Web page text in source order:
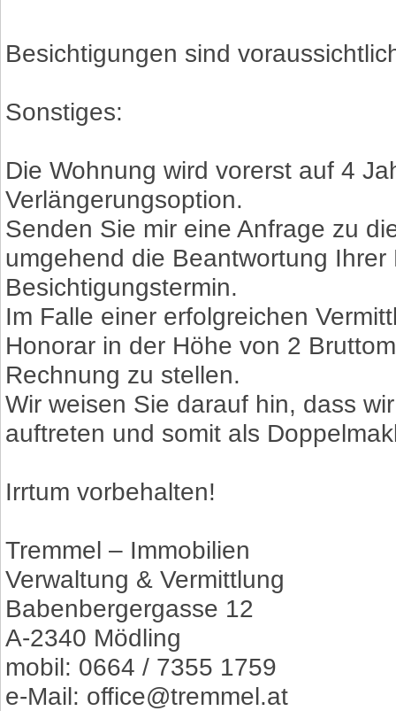
Besichtigungen sind
Sonstiges:
Die Wohnung wird vorerst auf 4
Verlängerungsoption.
Senden Sie mir eine Anfrage zu
umgehend die Beantwortung Ihrer
Besichtigungstermin.
Im Falle einer erfolgreichen
Honorar in der Höhe von 2
Rechnung zu stellen.
Wir weisen Sie darauf hin, dass
auftreten und somit als
Irrtum vorbehalten!
Tremmel – Immobilien
Verwaltung & Vermittlung
Babenbergergasse 12
A-2340 Mödling
mobil: 0664 / 7355 1759
e-Mail: office@tremmel.at